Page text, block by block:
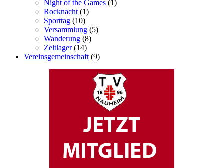
Night of the Games (1)
Rocknacht (1)
Sporttag (10)
Versammlung (5)
Wanderung (8)
Zeltlager(14)
Vereinsgemeinschaft (9)